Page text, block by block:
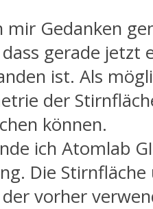
mir Gedanken
gerade jetzt
ist. Als
der
können.
ich Atomlab
Die
vorher